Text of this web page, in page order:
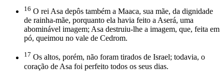
16 O rei Asa depôs também a Maaca, sua mãe, da dignidade
de rainha-mãe, porquanto ela havia feito a Aserá, uma
abominável imagem; Asa destruiu-lhe a imagem, que, feita em
pó, queimou no vale de Cedrom.
17 Os altos, porém, não foram tirados de Israel; todavia, o
coração de Asa foi perfeito todos os seus dias.